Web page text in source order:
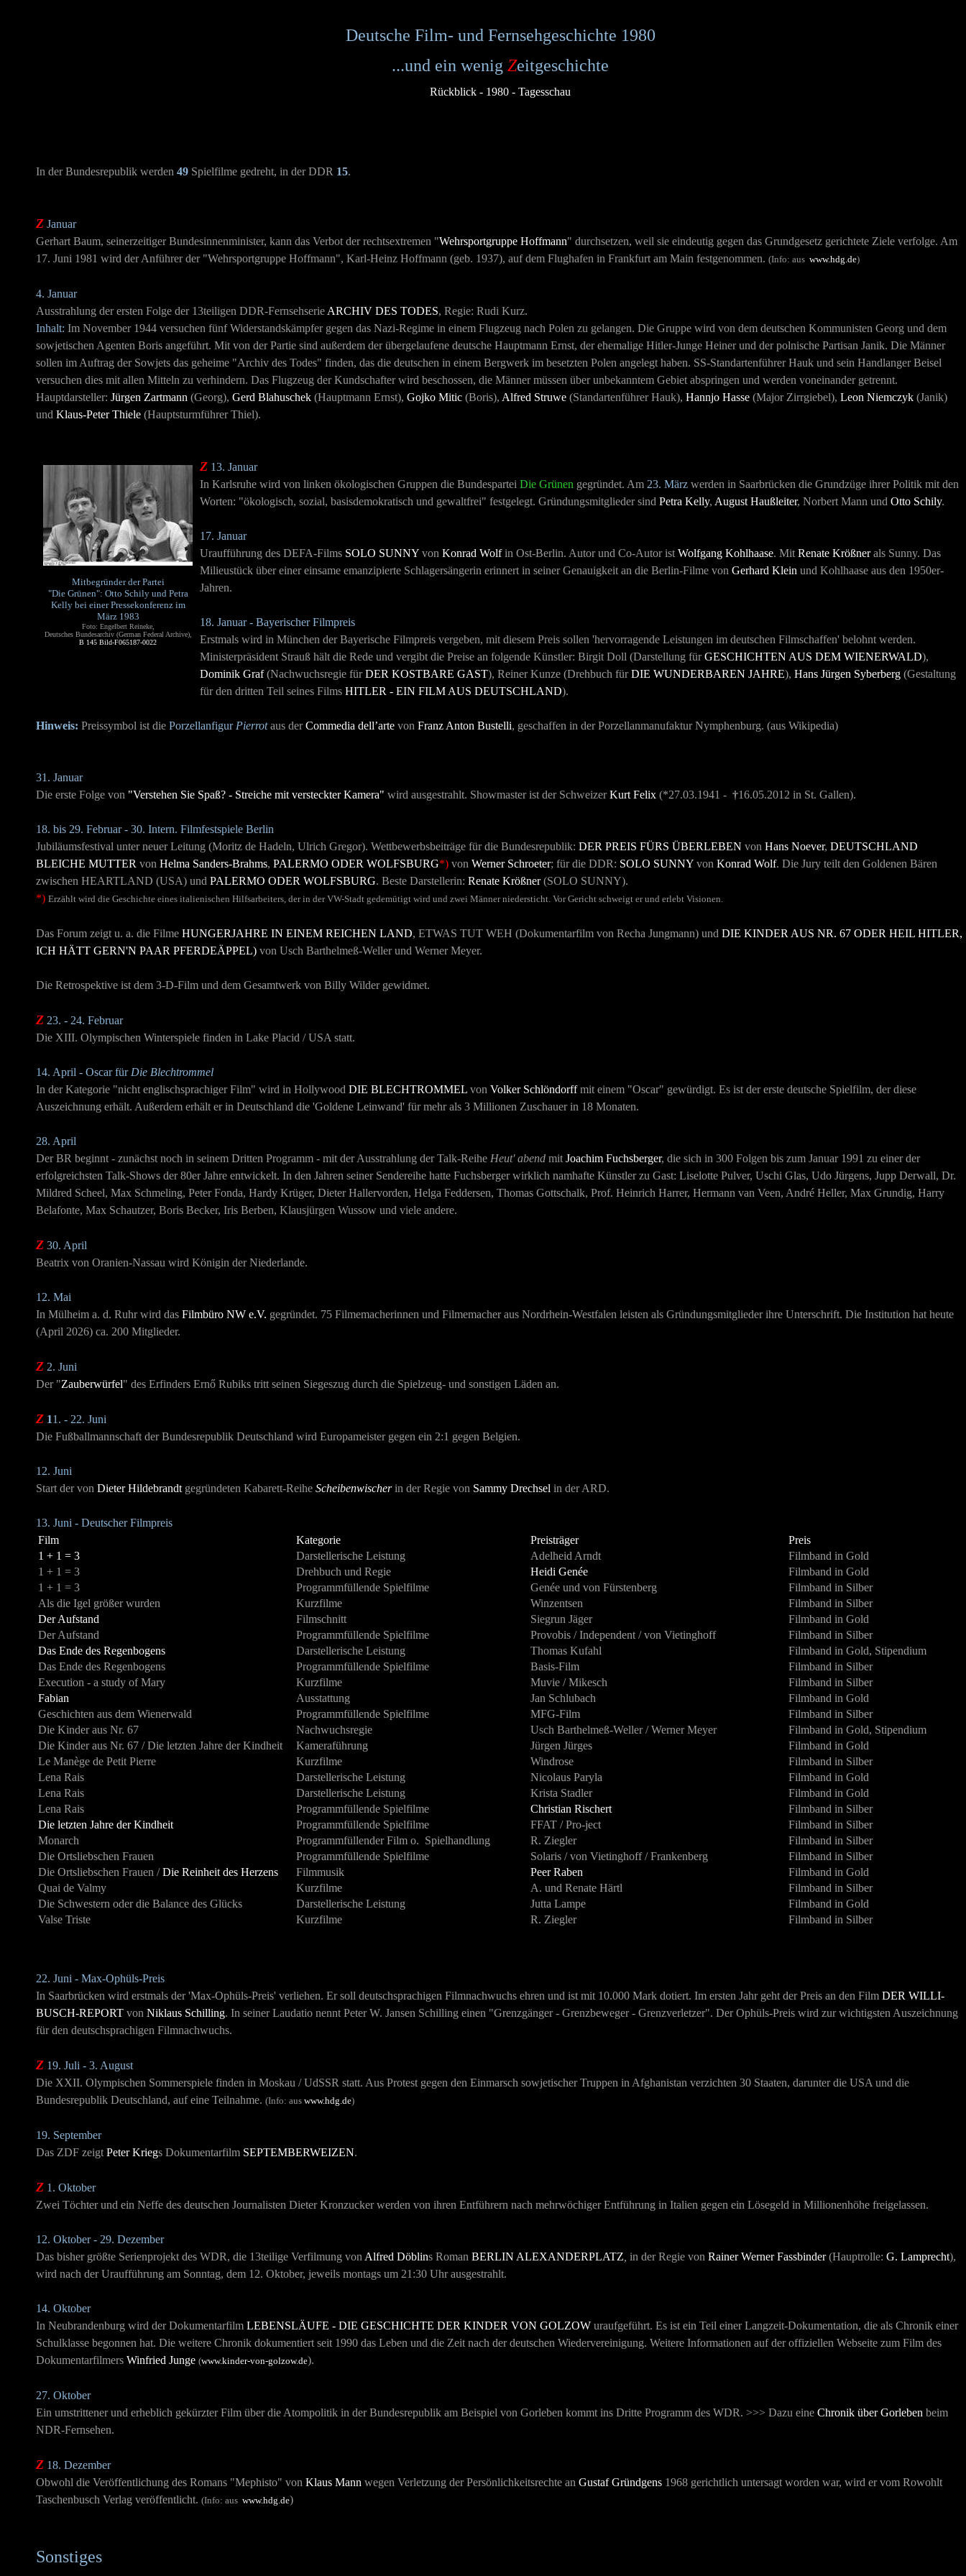
Deutsche Film- und Fernsehgeschichte 1980
...und ein wenig Zeitgeschichte
Rückblick - 1980 - Tagesschau
In der Bundesrepublik werden 49 Spielfilme gedreht, in der DDR 15.
Z Januar
Gerhart Baum, seinerzeitiger Bundesinnenminister, kann das Verbot der rechtsextremen "Wehrsportgruppe Hoffmann" durchsetzen, weil sie eindeutig gegen das Grundgesetz gerichtete Ziele verfolge. Am
17. Juni 1981 wird der Anführer der "Wehrsportgruppe Hoffmann", Karl-Heinz Hoffmann (geb. 1937), auf dem Flughafen in Frankfurt am Main festgenommen. (Info: aus www.hdg.de)
4. Januar
Ausstrahlung der ersten Folge der 13teiligen DDR-Fernsehserie ARCHIV DES TODES, Regie: Rudi Kurz.
Inhalt: Im November 1944 versuchen fünf Widerstandskämpfer gegen das Nazi-Regime in einem Flugzeug nach Polen zu gelangen. Die Gruppe wird von dem deutschen Kommunisten Georg und dem
sowjetischen Agenten Boris angeführt. Mit von der Partie sind außerdem der übergelaufene deutsche Hauptmann Ernst, der ehemalige Hitler-Junge Heiner und der polnische Partisan Janik. Die Männer
sollen im Auftrag der Sowjets das geheime "Archiv des Todes" finden, das die deutschen in einem Bergwerk im besetzten Polen angelegt haben. SS-Standartenführer Hauk und sein Handlanger Beisel
versuchen dies mit allen Mitteln zu verhindern. Das Flugzeug der Kundschafter wird beschossen, die Männer müssen über unbekanntem Gebiet abspringen und werden voneinander getrennt.
Hauptdarsteller: Jürgen Zartmann (Georg), Gerd Blahuschek (Hauptmann Ernst), Gojko Mitic (Boris), Alfred Struwe (Standartenführer Hauk), Hannjo Hasse (Major Zirrgiebel), Leon Niemczyk (Janik)
und Klaus-Peter Thiele (Hauptsturmführer Thiel).
Mitbegründer der Partei
"Die Grünen": Otto Schily und Petra
Kelly bei einer Pressekonferenz im
März 1983
Foto: Engelbert Reineke,
Deutsches Bundesarchiv (German Federal Archive),
B 145 Bild-F065187-0022
Z 13. Januar
In Karlsruhe wird von linken ökologischen Gruppen die Bundespartei Die Grünen gegründet. Am 23. März werden in Saarbrücken die Grundzüge ihrer Politik mit den
Worten: "ökologisch, sozial, basisdemokratisch und gewaltfrei" festgelegt. Gründungsmitglieder sind Petra Kelly, August Haußleiter, Norbert Mann und Otto Schily.
17. Januar
Uraufführung des DEFA-Films SOLO SUNNY von Konrad Wolfin Ost-Berlin. Autor und Co-Autor ist Wolfgang Kohlhaase. Mit Renate Krößnerals Sunny. Das
Milieustück über einer einsame emanzipierte Schlagersängerin erinnert in seiner Genauigkeit an die Berlin-Filme von Gerhard Klein und Kohlhaase aus den 1950er-
Jahren.
18. Januar - Bayerischer Filmpreis
Erstmals wird in München der Bayerische Filmpreis vergeben, mit diesem Preis sollen 'hervorragende Leistungen im deutschen Filmschaffen' belohnt werden.
Ministerpräsident Strauß hält die Rede und vergibt die Preise an folgende Künstler: Birgit Doll (Darstellung fürGESCHICHTEN AUS DEM WIENERWALD),
Dominik Graf(Nachwuchsregie fürDER KOSTBARE GAST), Reiner Kunze (Drehbuch fürDIE WUNDERBAREN JAHRE), Hans Jürgen Syberberg (Gestaltung
für den dritten Teil seines Films HITLER - EIN FILM AUS DEUTSCHLAND).
Hinweis: Preissymbol ist die Porzellanfigur Pierrotaus derCommedia dell’arte von Franz Anton Bustelli, geschaffen in der Porzellanmanufaktur Nymphenburg. (aus Wikipedia)
31. Januar
Die erste Folge von "Verstehen Sie Spaß? - Streiche mit versteckter Kamera" wird ausgestrahlt. Showmaster ist der SchweizerKurt Felix (*27.03.1941 - †16.05.2012 in St. Gallen).
18. bis 29. Februar - 30. Intern. Filmfestspiele Berlin
Jubiläumsfestival unter neuer Leitung (Moritz de Hadeln, Ulrich Gregor). Wettbewerbsbeiträge für die Bundesrepublik: DER PREIS FÜRS ÜBERLEBEN von Hans Noever, DEUTSCHLAND
BLEICHE MUTTER von Helma Sanders-Brahms, PALERMO ODER WOLFSBURG*) von Werner Schroeter; für die DDR: SOLO SUNNY von Konrad Wolf. Die Jury teilt den Goldenen Bären
zwischen HEARTLAND (USA) und PALERMO ODER WOLFSBURG. Beste Darstellerin: Renate Krößner(SOLO SUNNY).
*) Erzählt wird die Geschichte eines italienischen Hilfsarbeiters, der in der VW-Stadt gedemütigt wird und zwei Männer niedersticht. Vor Gericht schweigt er und erlebt Visionen.
Das Forum zeigt u. a. die Filme HUNGERJAHRE IN EINEM REICHEN LAND, ETWAS TUT WEH (Dokumentarfilm von Recha Jungmann) und DIE KINDER AUS NR. 67 ODER HEIL HITLER,
ICH HÄTT GERN'N PAAR PFERDEÄPPEL) von Usch Barthelmeß-Weller und Werner Meyer.
Die Retrospektive ist dem 3-D-Film und dem Gesamtwerk von Billy Wilder gewidmet.
Z 23. - 24. Februar
Die XIII. Olympischen Winterspiele finden in Lake Placid / USA statt.
14. April - Oscar für Die Blechtrommel
In der Kategorie "nicht englischsprachiger Film" wird in Hollywood DIE BLECHTROMMEL von Volker Schlöndorffmit einem "Oscar" gewürdigt. Es ist der erste deutsche Spielfilm, der diese
Auszeichnung erhält. Außerdem erhält er in Deutschland die 'Goldene Leinwand' für mehr als 3 Millionen Zuschauer in 18 Monaten.
28. April
Der BR beginnt - zunächst noch in seinem Dritten Programm - mit der Ausstrahlung der Talk-Reihe Heut' abend mit Joachim Fuchsberger, die sich in 300 Folgen bis zum Januar 1991 zu einer der
erfolgreichsten Talk-Shows der 80er Jahre entwickelt. In den Jahren seiner Sendereihe hatte Fuchsberger wirklich namhafte Künstler zu Gast: Liselotte Pulver, Uschi Glas, Udo Jürgens, Jupp Derwall, Dr.
Mildred Scheel, Max Schmeling, Peter Fonda, Hardy Krüger, Dieter Hallervorden, Helga Feddersen, Thomas Gottschalk, Prof. Heinrich Harrer, Hermann van Veen, André Heller, Max Grundig, Harry
Belafonte, Max Schautzer, Boris Becker, Iris Berben, Klausjürgen Wussow und viele andere.
Z 30. April
Beatrix von Oranien-Nassau wird Königin der Niederlande.
12. Mai
In Mülheim a. d. Ruhr wird das Filmbüro NW e.V. gegründet. 75 Filmemacherinnen und Filmemacher aus Nordrhein-Westfalen leisten als Gründungsmitglieder ihre Unterschrift. Die Institution hat heute
(April 2026) ca. 200 Mitglieder.
Z 2. Juni
Der "Zauberwürfel" des Erfinders Ernő Rubiks tritt seinen Siegeszug durch die Spielzeug- und sonstigen Läden an.
Z 11. - 22. Juni
Die Fußballmannschaft der Bundesrepublik Deutschland wird Europameister gegen ein 2:1 gegen Belgien.
12. Juni
Start der von Dieter Hildebrandt gegründeten Kabarett-Reihe Scheibenwischerin der Regie von Sammy Drechsel in der ARD.
13. Juni - Deutscher Filmpreis
Film
Kategorie Preisträger
Preis
1 + 1 = 3
Darstellerische Leistung Adelheid Arndt
Filmband in Gold
1 + 1 = 3
Drehbuch und Regie Heidi Genée
Filmband in Gold
1 + 1 = 3
Programmfüllende Spielfilme Genée und von Fürstenberg
Filmband in Silber
Als die Igel größer wurden
Kurzfilme Winzentsen
Filmband in Silber
Der Aufstand
Filmschnitt Siegrun Jäger
Filmband in Gold
Der Aufstand
Programmfüllende Spielfilme Provobis / Independent / von Vietinghoff
Filmband in Silber
Das Ende des Regenbogens
Darstellerische Leistung Thomas Kufahl
Filmband in Gold, Stipendium
Das Ende des Regenbogens
Programmfüllende Spielfilme Basis-Film
Filmband in Silber
Execution - a study of Mary
Kurzfilme Muvie / Mikesch
Filmband in Silber
Fabian
Ausstattung Jan Schlubach
Filmband in Gold
Geschichten aus dem Wienerwald
Programmfüllende Spielfilme MFG-Film
Filmband in Silber
Die Kinder aus Nr. 67
Nachwuchsregie Usch Barthelmeß-Weller / Werner Meyer
Filmband in Gold, Stipendium
Die Kinder aus Nr. 67 / Die letzten Jahre der Kindheit
Kameraführung Jürgen Jürges
Filmband in Gold
Le Manège de Petit Pierre
Kurzfilme Windrose
Filmband in Silber
Lena Rais
Darstellerische Leistung Nicolaus Paryla
Filmband in Gold
Lena Rais
Darstellerische Leistung Krista Stadler
Filmband in Gold
Lena Rais
Programmfüllende Spielfilme Christian Rischert
Filmband in Silber
Die letzten Jahre der Kindheit
Programmfüllende Spielfilme FFAT / Pro-ject
Filmband in Silber
Monarch
Programmfüllender Film o. Spielhandlung R. Ziegler
Filmband in Silber
Die Ortsliebschen Frauen
Programmfüllende Spielfilme Solaris / von Vietinghoff / Frankenberg
Filmband in Silber
Die Ortsliebschen Frauen /Die Reinheit des Herzens Filmmusik Peer Raben
Filmband in Gold
Quai de Valmy
Kurzfilme A. und Renate Härtl
Filmband in Silber
Die Schwestern oder die Balance des Glücks
Darstellerische Leistung Jutta Lampe
Filmband in Gold
Valse Triste
Kurzfilme R. Ziegler Filmband in Silber
22. Juni - Max-Ophüls-Preis
In Saarbrücken wird erstmals der 'Max-Ophüls-Preis' verliehen. Er soll deutschsprachigen Filmnachwuchs ehren und ist mit 10.000 Mark dotiert. Im ersten Jahr geht der Preis an den Film DER WILLI-
BUSCH-REPORT von Niklaus Schilling. In seiner Laudatio nennt Peter W. Jansen Schilling einen "Grenzgänger - Grenzbeweger - Grenzverletzer". Der Ophüls-Preis wird zur wichtigsten Auszeichnung
für den deutschsprachigen Filmnachwuchs.
Z 19. Juli - 3. August
Die XXII. Olympischen Sommerspiele finden in Moskau / UdSSR statt. Aus Protest gegen den Einmarsch sowjetischer Truppen in Afghanistan verzichten 30 Staaten, darunter die USA und die
Bundesrepublik Deutschland, auf eine Teilnahme. (Info: aus www.hdg.de)
19. September
Das ZDF zeigt Peter Kriegs Dokumentarfilm SEPTEMBERWEIZEN.
Z 1. Oktober
Zwei Töchter und ein Neffe des deutschen Journalisten Dieter Kronzucker werden von ihren Entführern nach mehrwöchiger Entführung in Italien gegen ein Lösegeld in Millionenhöhe freigelassen.
12. Oktober - 29. Dezember
Das bisher größte Serienprojekt des WDR, die 13teilige Verfilmung von Alfred Döblins Roman BERLIN ALEXANDERPLATZ in der Regie von Rainer Werner Fassbinder(Hauptrolle: G. Lamprecht),
wird nach der Uraufführung am Sonntag, dem 12. Oktober, jeweils montags um 21:30 Uhr ausgestrahlt.
14. Oktober
In Neubrandenburg wird der Dokumentarfilm LEBENSLÄUFE - DIE GESCHICHTE DER KINDER VON GOLZOW uraufgeführt. Es ist ein Teil einer Langzeit-Dokumentation, die als Chronik einer
Schulklasse begonnen hat. Die weitere Chronik dokumentiert seit 1990 das Leben und die Zeit nach der deutschen Wiedervereinigung. Weitere Informationen auf der offiziellen Webseite zum Film des
Dokumentarfilmers Winfried Junge (www.kinder-von-golzow.de).
27. Oktober
Ein umstrittener und erheblich gekürzter Film über die Atompolitik in der Bundesrepublik am Beispiel von Gorleben kommt ins Dritte Programm des WDR. >>> Dazu eine Chronik über Gorleben beim
NDR-Fernsehen.
Z 18. Dezember
Obwohl die Veröffentlichung des Romans "Mephisto" von Klaus Mann wegen Verletzung der Persönlichkeitsrechte an Gustaf Gründgens 1968 gerichtlich untersagt worden war, wird er vom Rowohlt
Taschenbusch Verlag veröffentlicht. (Info: aus www.hdg.de)
Sonstiges